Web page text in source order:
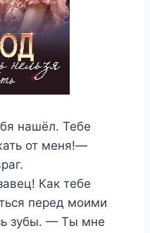
нашёл. Тебе
от меня!—
Как тебе
перед моими
зубы. — Ты мне